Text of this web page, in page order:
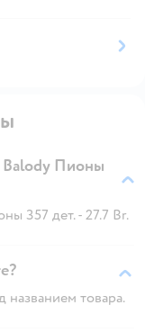
Balody Пионы
357 дет. - 27.7 Br.
названием товара.